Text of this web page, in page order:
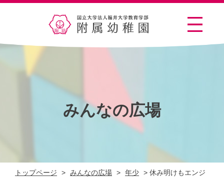
みんなの広場
トップページ > みんなの広場 > 年少 > 休み明けもエンジ